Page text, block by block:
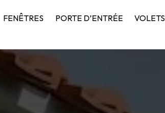
FENÊTRES PORTE D’ENTRÉE VOLETS